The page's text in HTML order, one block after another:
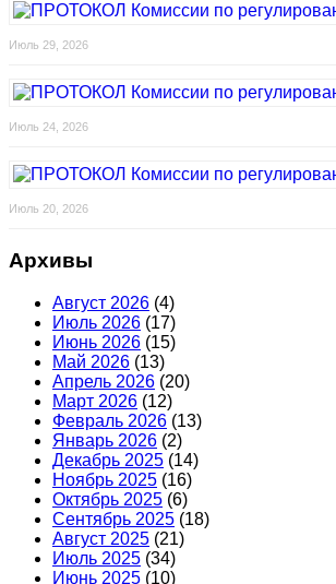
Июль 29, 2026
Июль 24, 2026
Июль 20, 2026
Архивы
Август 2026 (4)
Июль 2026 (17)
Июнь 2026 (15)
Май 2026 (13)
Апрель 2026 (20)
Март 2026 (12)
Февраль 2026 (13)
Январь 2026 (2)
Декабрь 2025 (14)
Ноябрь 2025 (16)
Октябрь 2025 (6)
Сентябрь 2025 (18)
Август 2025 (21)
Июль 2025 (34)
Июнь 2025 (10)